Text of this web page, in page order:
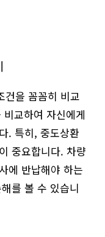
건을 꼼꼼히 비교
교하여 자신에게
. 특히, 중도상환
중요합니다. 차량
에 반납해야 하는
를 볼 수 있습니